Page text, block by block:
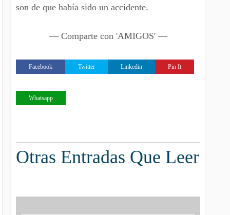
son de que había sido un accidente.
— Comparte con 'AMIGOS' —
Facebook Twitter Linkedin Pin It
Whatsapp
Otras Entradas Que Leer